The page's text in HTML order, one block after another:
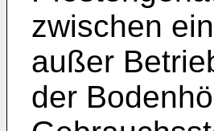
zwischen
außer
der